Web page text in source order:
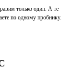
только один. А те
по одному пробнику.